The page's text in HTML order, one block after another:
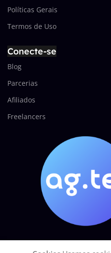
Políticas Gerais
Termos de Uso
Conecte-se
Blog
Parcerias
Afiliados
Freelancers